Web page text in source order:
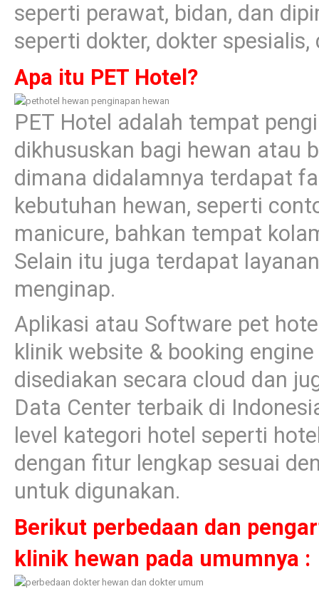
seperti perawat, bidan, dan
seperti dokter, dokter
Apa itu PET Hotel?
PET Hotel adalah tempat
dikhususkan bagi hewan atau
dimana didalamnya terdapat
kebutuhan hewan, seperti
manicure, bahkan tempat
Selain itu juga terdapat
menginap.
Aplikasi atau Software pet
klinik website & booking
disediakan secara cloud dan
Data Center terbaik di
level kategori hotel seperti
dengan fitur lengkap sesuai
untuk digunakan.
Berikut perbedaan dan
klinik hewan pada umumnya :